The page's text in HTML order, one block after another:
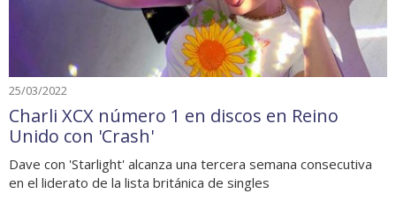
25/03/2022
Charli XCX número 1 en discos en Reino
Unido con 'Crash'
Dave con 'Starlight' alcanza una tercera semana consecutiva
en el liderato de la lista británica de singles